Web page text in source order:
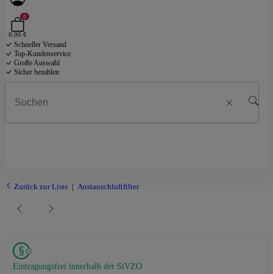
0
0,00 €
Schneller Versand
Top-Kundenservice
Große Auswahl
Sicher bezahlen
Zurück zur Liste Austauschluftfilter
Eintragungsfrei innerhalb der StVZO